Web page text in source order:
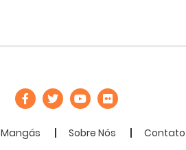
Mangás Sobre Nós Contato